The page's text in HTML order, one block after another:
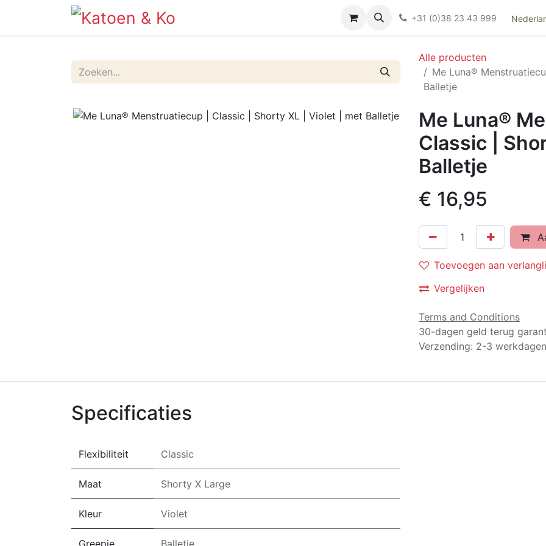
Kieswijzer nacht- en kraamverband
+31 (0)38 23 43 999
Alle producten
Me Luna®
Balletje
Me Luna®
Classic |
Balletje
€ 16,95
Toevoegen aan
Vergelijken
Terms and Conditions
30-dagen geld terug
Verzending: 2-3 werkdagen
Specificaties
Flexibiliteit Classic
Maat Shorty X Large
Kleur Violet
Greepje Balletje